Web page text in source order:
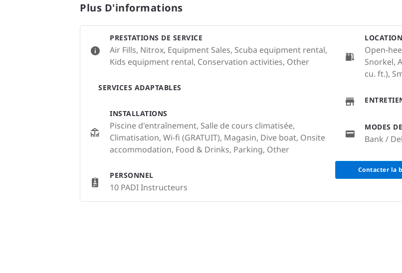
Plus D'informations
PRESTATIONS DE SERVICE
Air Fills, Nitrox, Equipment Sales, Scuba equipment rental,
Kids equipment rental, Conservation activities, Other
SERVICES ADAPTABLES
INSTALLATIONS
Piscine d'entraînement, Salle de cours climatisée,
Climatisation, Wi-fi (GRATUIT), Magasin, Dive boat, Onsite
accommodation, Food & Drinks, Parking, Other
PERSONNEL
10 PADI Instructeurs
Open-
Snorkel,
cu. ft.),
MODES
Bank /
Contacter la